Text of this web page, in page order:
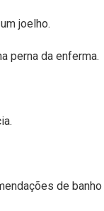
joelho.
perna da enferma.
de banho